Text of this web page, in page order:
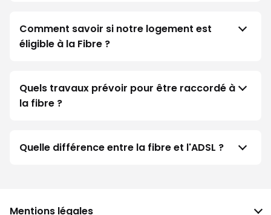
Comment savoir si notre logement est
éligible à la Fibre ?
Quels travaux prévoir pour être raccordé à
la fibre ?
Quelle différence entre la fibre et l'ADSL ?
Mentions légales